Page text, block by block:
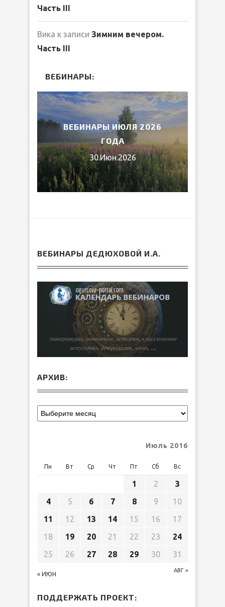
Часть III
Вика к записи Зимним вечером.
Часть III
ВЕБИНАРЫ:
ВЕБИНАРЫ ИЮЛЯ 2026
ГОДА
30.Июн.2026
ВЕБИНАРЫ ДЕДЮХОВОЙ И.А.
АРХИВ:
Июль 2016
Пн Вт Ср Чт Пт Сб Вс
« ИЮН
АВГ »
1 2
3
4
5 6 7 8 9
10
11
12 13 14 15 16
17
18
19 20 21 22 23
24
25
26 27 28 29 30 31
ПОДДЕРЖАТЬ ПРОЕКТ: